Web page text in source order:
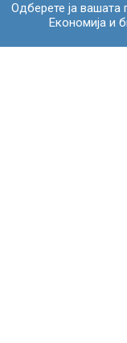
Одберете ја вашата
Економија и